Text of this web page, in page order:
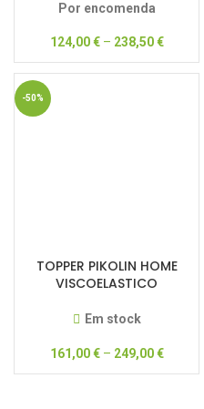
Por encomenda
124,00€– 238,50€
-50%
TOPPER PIKOLIN HOME
VISCOELASTICO
Em stock
161,00€– 249,00€